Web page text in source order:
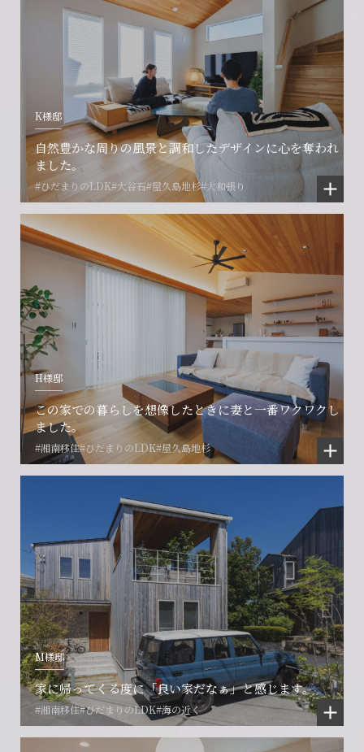
K様邸
自然豊かな周りの風景と調和したデザインに心を奪われ
ました。
#ひだまりのLDK#大谷石#屋久島地杉#大和張り
H様邸
この家での暮らしを想像したときに妻と一番ワクワクし
ました。
#湘南移住#ひだまりのLDK#屋久島地杉
M様邸
家に帰ってくる度に「良い家だなぁ」と感じます。
#湘南移住#ひだまりのLDK#海の近く
会社に関することや物件についての
ご相談はこちら
フォームからのお問い合わせ
CONTACT
お電話でのお問い合わせ
0466-24-2478
営業時間9:30~18:30 水曜定休
閉じる
賃貸物件入居者様の
お困りごとのご相談はこちら
解約のお申し込み
CONTACT
プロコール24ご利用の方
0120-073-386
閉じる
土地の活用・賃貸経営に関する
ご相談はこちら
フォームからのお問い合わせ
CONTACT
賃貸管理事業部へのお問い合わせ
0466-24-2478
営業時間9:30~18:30 水曜定休
閉じる